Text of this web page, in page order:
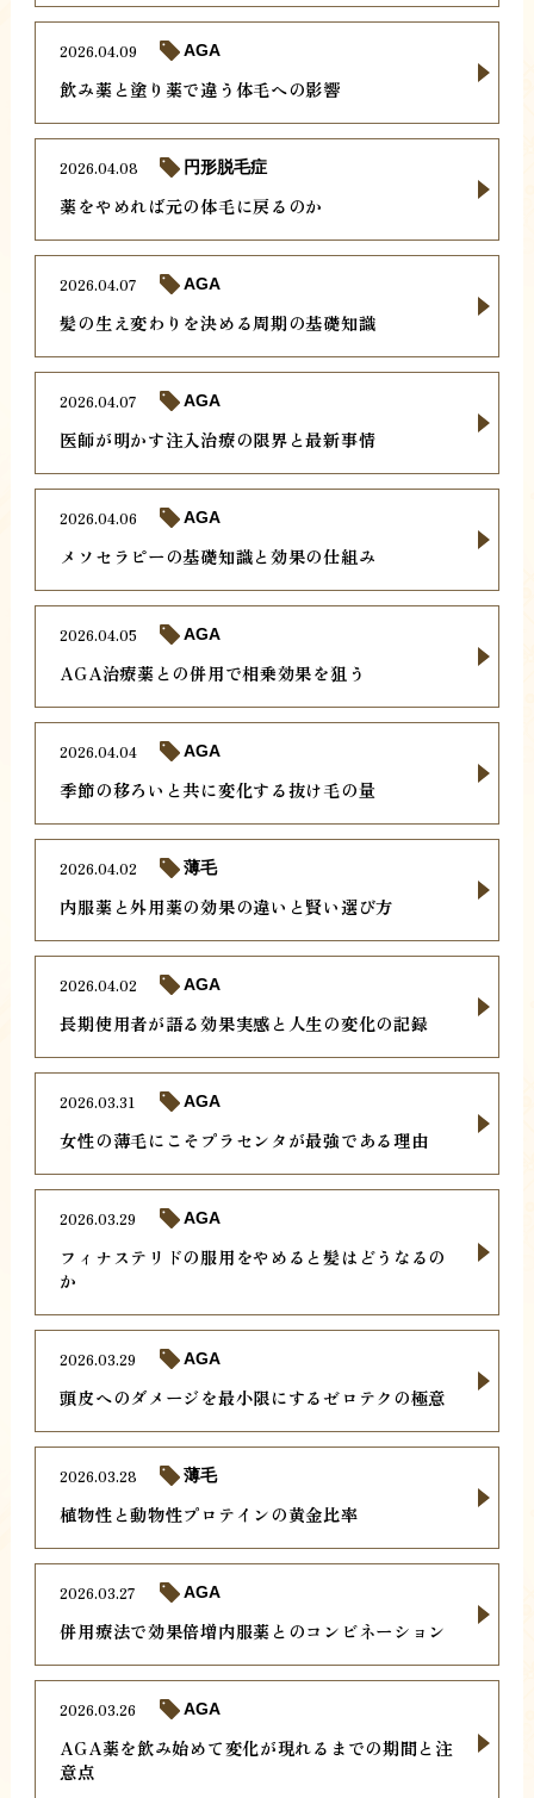
飲み薬と塗り薬で違う体毛への影響
2026.04.09 AGA
薬をやめれば元の体毛に戻るのか
2026.04.08 円形脱毛症
髪の生え変わりを決める周期の基礎知識
2026.04.07 AGA
医師が明かす注入治療の限界と最新事情
2026.04.07 AGA
メソセラピーの基礎知識と効果の仕組み
2026.04.06 AGA
AGA治療薬との併用で相乗効果を狙う
2026.04.05 AGA
季節の移ろいと共に変化する抜け毛の量
2026.04.04 AGA
内服薬と外用薬の効果の違いと賢い選び方
2026.04.02 薄毛
長期使用者が語る効果実感と人生の変化の記録
2026.04.02 AGA
女性の薄毛にこそプラセンタが最強である理由
2026.03.31 AGA
フィナステリドの服用をやめると髪はどうなるの
か
2026.03.29 AGA
頭皮へのダメージを最小限にするゼロテクの極意
2026.03.29 AGA
植物性と動物性プロテインの黄金比率
2026.03.28 薄毛
併用療法で効果倍増内服薬とのコンビネーション
2026.03.27 AGA
AGA薬を飲み始めて変化が現れるまでの期間と注
意点
2026.03.26 AGA